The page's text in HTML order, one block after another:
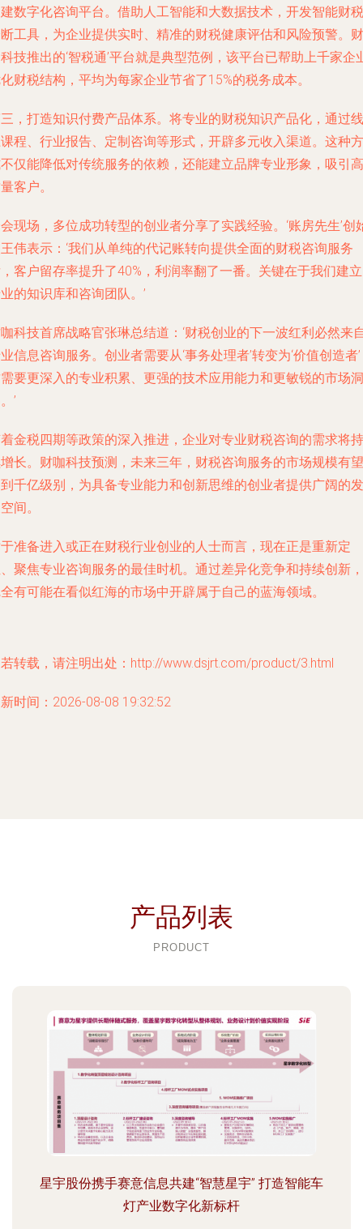
数字化咨询平台。借助人工智能和大数据技术，开发智能财税
工具，为企业提供实时、精准的财税健康评估和风险预警。财
技推出的‘智税通’平台就是典型范例，该平台已帮助上千家企
财税结构，平均为每家企业节省了15%的税务成本。
，打造知识付费产品体系。将专业的财税知识产品化，通过线
程、行业报告、定制咨询等形式，开辟多元收入渠道。这种方
仅能降低对传统服务的依赖，还能建立品牌专业形象，吸引高
客户。
现场，多位成功转型的创业者分享了实践经验。‘账房先生’创
伟表示：‘我们从单纯的代记账转向提供全面的财税咨询服务
客户留存率提升了40%，利润率翻了一番。关键在于我们建
的知识库和咨询团队。’
科技首席战略官张琳总结道：‘财税创业的下一波红利必然来
信息咨询服务。创业者需要从‘事务处理者’转变为‘价值创造者
要更深入的专业积累、更强的技术应用能力和更敏锐的市场洞
’
金税四期等政策的深入推进，企业对专业财税咨询的需求将持
长。财咖科技预测，未来三年，财税咨询服务的市场规模有望
千亿级别，为具备专业能力和创新思维的创业者提供广阔的发
间。
准备进入或正在财税行业创业的人士而言，现在正是重新定
聚焦专业咨询服务的最佳时机。通过差异化竞争和持续创新，
有可能在看似红海的市场中开辟属于自己的蓝海领域。
转载，请注明出处：http://www.dsjrt.com/product/3.html
时间：2026-08-08 19:32:52
产品列表
PRODUCT
星宇股份携手赛意信息共建“智慧星宇” 打造智能车
灯产业数字化新标杆